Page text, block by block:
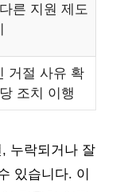
른 지원 제도
거절 사유 확
조치 이행
누락되거나 잘
있습니다. 이